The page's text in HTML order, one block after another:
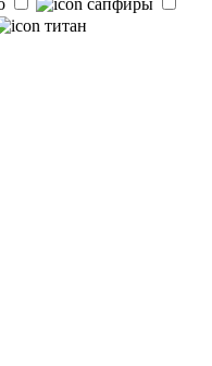
сапфиры
титан